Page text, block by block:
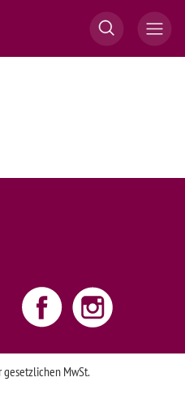
MwSt.